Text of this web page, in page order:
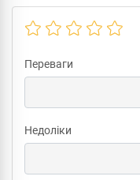
Переваги
Недоліки